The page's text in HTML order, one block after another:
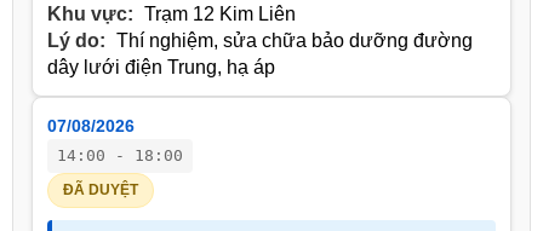
Khu vực: Trạm 12 Kim Liên
Lý do: Thí nghiệm, sửa chữa bảo dưỡng đường
dây lưới điện Trung, hạ áp
07/08/2026
14:00 - 18:00
ĐÃ DUYỆT